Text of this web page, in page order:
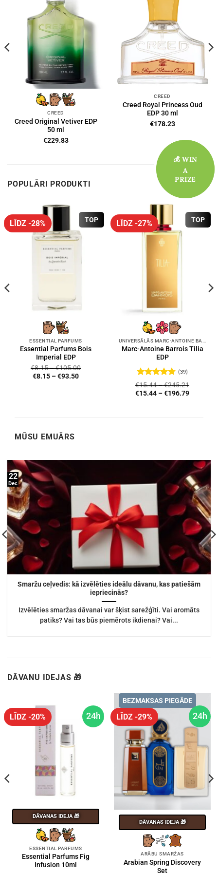
CREED
Creed Original Vetiver EDP
50 ml
€229.83
CREED
Creed Royal Princess Oud
EDP 30 ml
€178.23
POPULĀRI PRODUKTI
TOP
LĪDZ -28%
ESSENTIAL PARFUMS
Essential Parfums Bois
Imperial EDP
€8.15–€105.00
€8.15 –€93.50
TOP
LĪDZ -27%
UNIVERSĀLĀS MARC-ANTOINE BARROIS SMARŽAS
Marc-Antoine Barrois Tilia
EDP
Novērtēts
ar4.72
no
(39)
€15.44–€245.21
€15.44 –€196.79
MŪSU EMUĀRS
Smaržu ceļvedis: kā izvēlēties ideālu dāvanu, kas patiešām
iepriecinās?
Izvēlēties smaržas dāvanai var šķist sarežģīti. Vai aromāts
patiks? Vai tas būs piemērots ikdienai? Vai...
22
Dec
DĀVANU IDEJAS 🎁
24h
LĪDZ -20%
DĀVANAS IDEJA 🎁
ESSENTIAL PARFUMS
Essential Parfums Fig
Infusion 10ml
24h
LĪDZ -29%
BEZMAKSAS PIEGĀDE
DĀVANAS IDEJA 🎁
ARĀBU SMARŽAS
Arabian Spring Discovery
Set
💰 WIN
A
PRIZE
💰 WIN
A
PRIZE